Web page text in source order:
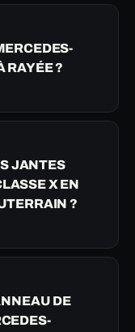
RAYÉE ?
JANTES
X EN
?
DE